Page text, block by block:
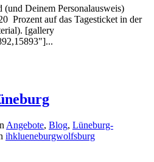
Deinem Personalausweis)
Prozent auf das Tagesticket in der
[gallery
Angebote, Blog, Lüneburg-
ihklueneburgwolfsburg